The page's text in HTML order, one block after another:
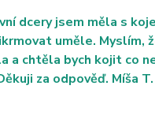
dcery jsem měla s
uměle. Myslím,
chtěla bych kojit co
za odpověď. Míša T.